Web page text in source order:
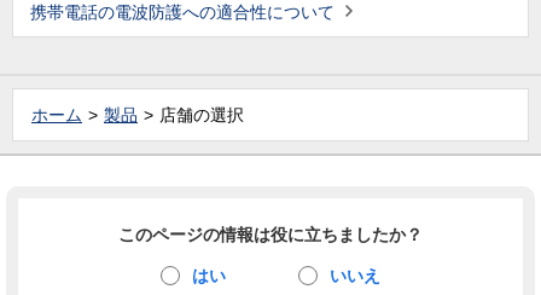
携帯電話の電波防護への適合性について
ホーム 製品 店舗の選択
このページの情報は役に立ちましたか？
はい いいえ